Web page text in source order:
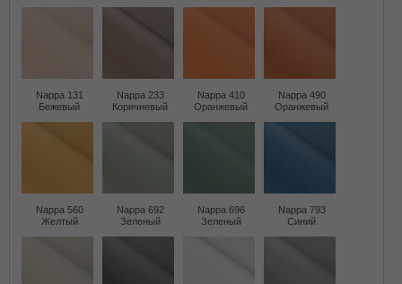
Nappa 131
Бежевый
Nappa 233
Коричневый
Nappa 410
Оранжевый
Nappa 490
Оранжевый
Nappa 560
Желтый
Nappa 692
Зеленый
Nappa 696
Зеленый
Nappa 793
Синий